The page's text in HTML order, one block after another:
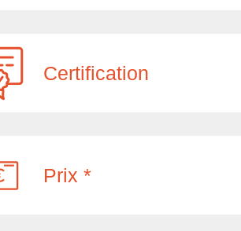
Certification
Prix *